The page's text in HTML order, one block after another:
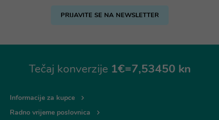
PRIJAVITE SE NA NEWSLETTER
Tečaj konverzije 1€=7,53450 kn
Informacije za kupce
Radno vrijeme poslovnica